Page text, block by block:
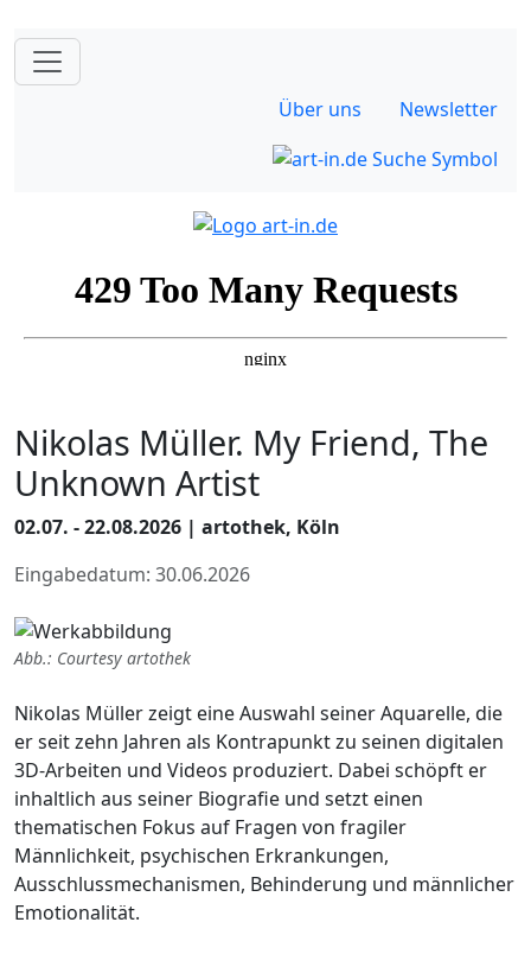
Über uns Newsletter
Nikolas Müller. My Friend, The
Unknown Artist
02.07. - 22.08.2026 | artothek, Köln
Eingabedatum: 30.06.2026
Abb.: Courtesy artothek
Nikolas Müller zeigt eine Auswahl seiner Aquarelle, die
er seit zehn Jahren als Kontrapunkt zu seinen digitalen
3D-Arbeiten und Videos produziert. Dabei schöpft er
inhaltlich aus seiner Biografie und setzt einen
thematischen Fokus auf Fragen von fragiler
Männlichkeit, psychischen Erkrankungen,
Ausschlussmechanismen, Behinderung und männlicher
Emotionalität.